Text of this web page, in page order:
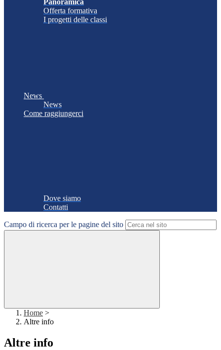
Panoramica
Offerta formativa
I progetti delle classi
News
News
Come raggiungerci
Dove siamo
Contatti
Campo di ricerca per le pagine del sito
Home >
Altre info
Altre info